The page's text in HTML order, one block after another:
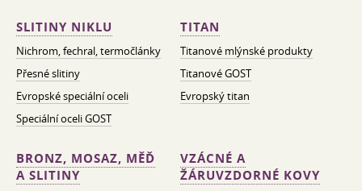
SLITINY NIKLU
Nichrom, fechral, termočlánky
Přesné slitiny
Evropské speciální oceli
Speciální oceli GOST
TITAN
Titanové mlýnské produkty
Titanové GOST
Evropský titan
BRONZ, MOSAZ, MĚĎ
A SLITINY
VZÁCNÉ A
ŽÁRUVZDORNÉ KOVY